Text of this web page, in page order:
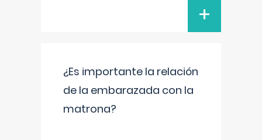
+
¿Es importante la relación
de la embarazada con la
matrona?